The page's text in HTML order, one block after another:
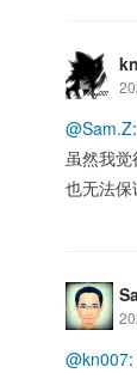
@Sam.Z
虽然我
也无法保
@kn007